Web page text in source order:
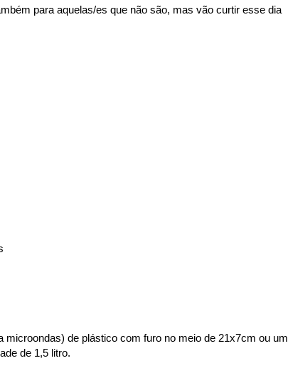
para aquelas/es que não são, mas vão curtir esse dia
microondas) de plástico com furo no meio de 21x7cm ou um
de 1,5 litro.